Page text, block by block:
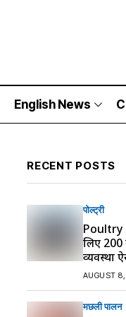
English News
RECENT POSTS
पोल्ट्री
Poultry
लिए 200
व्यवस्था
AUGUST
मछली पालन